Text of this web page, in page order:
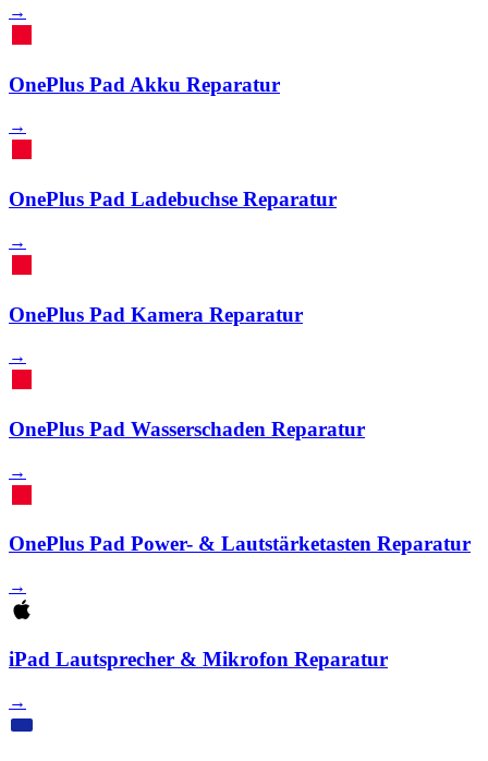
→
OnePlus Pad Akku Reparatur
→
OnePlus Pad Ladebuchse Reparatur
→
OnePlus Pad Kamera Reparatur
→
OnePlus Pad Wasserschaden Reparatur
→
OnePlus Pad Power- & Lautstärketasten Reparatur
→
iPad Lautsprecher & Mikrofon Reparatur
→